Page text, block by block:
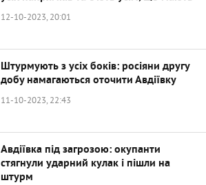
12-10-2023, 20:01
Штурмують з усіх боків: росіяни другу
добу намагаються оточити Авдіївку
11-10-2023, 22:43
Авдіївка під загрозою: окупанти
стягнули ударний кулак і пішли на
штурм